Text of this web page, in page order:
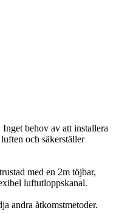
behov av att installera
och säkerställer
med en 2m töjbar,
luftutloppskanal.
andra åtkomstmetoder.